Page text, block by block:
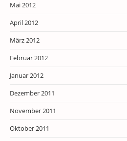
Mai 2012
April 2012
März 2012
Februar 2012
Januar 2012
Dezember 2011
November 2011
Oktober 2011